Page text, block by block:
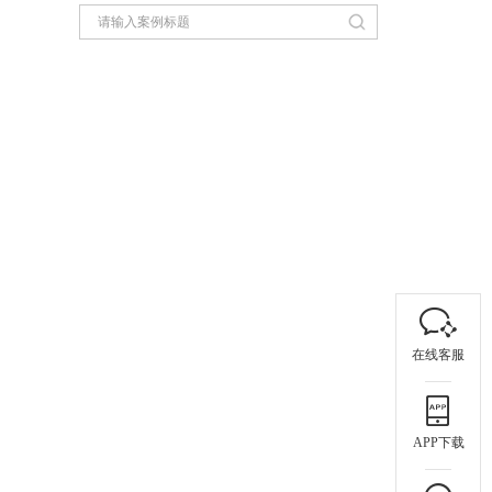
在线客服
APP下载